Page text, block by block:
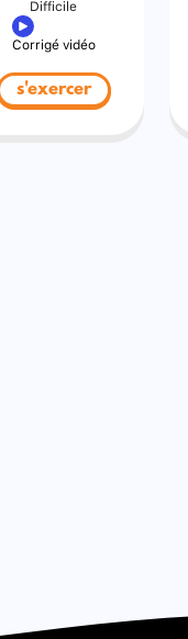
Difficile
Corrigé vidéo
s'exercer